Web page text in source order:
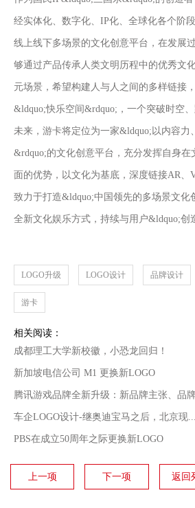
经实体化、数字化、IP化、全球化各个阶
线上线下多场景的文化创意平台，在发展
够通过产品传承人类文明历程中的优秀文
元场景，希望构建人与人之间的多样链接
&ldquo;快乐空间&rdquo;，一个突破时空
未来，游卡将定位为一家&ldquo;以内容力
&rdquo;的文化创意平台，充分发挥自身在
面的优势，以文化为基底，深度链接AR、
致力于打造&ldquo;中国领先的多场景文化
全新文化娱乐方式，持续与用户&ldquo;创
LOGO升级 LOGO设计 品牌设计
游卡
相关阅读：
成都理工大学新校徽，小恐龙回归！
新加坡电信公司 M1 更换新LOGO
腾讯游戏品牌全新升级：新品牌主张、品
车企LOGO设计-继奥迪宝马之后，北京现...
PBS在成立50周年之际更换新LOGO
上一项 下一项 返回